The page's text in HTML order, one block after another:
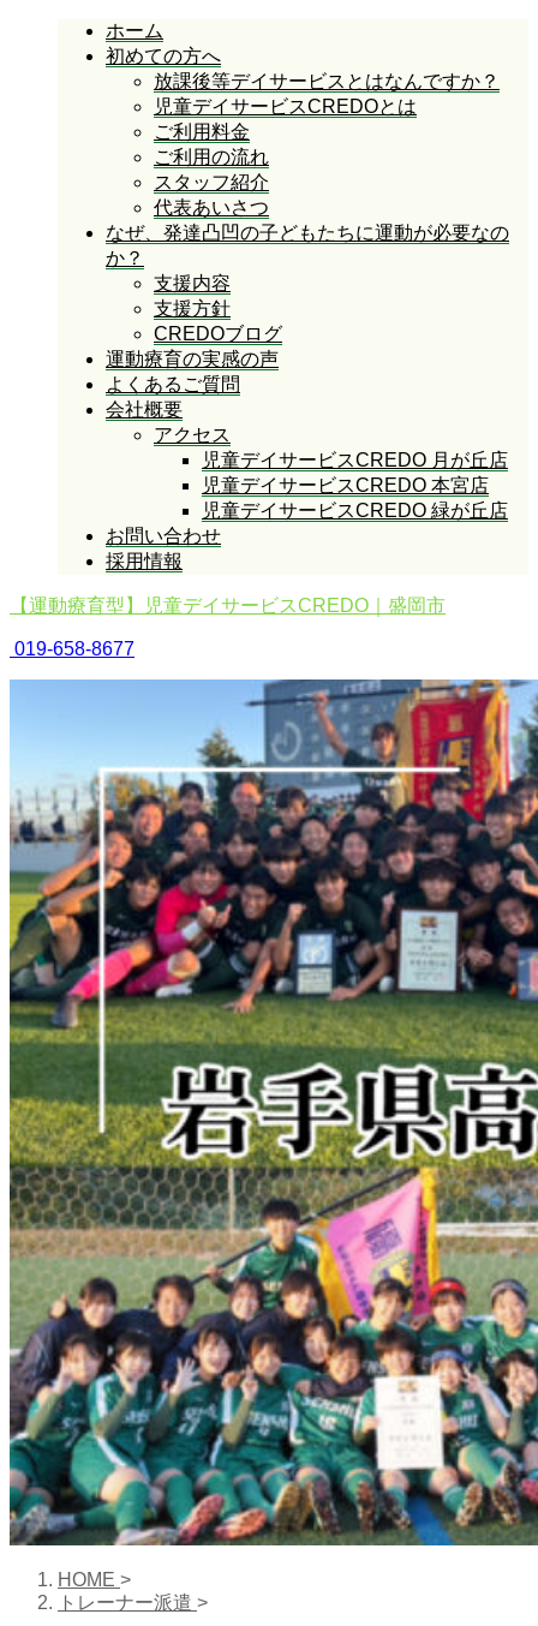
ホーム
初めての方へ
放課後等デイサービスとはなんですか？
児童デイサービスCREDOとは
ご利用料金
ご利用の流れ
スタッフ紹介
代表あいさつ
なぜ、発達凸凹の子どもたちに運動が必要なの
か？
支援内容
支援方針
CREDOブログ
運動療育の実感の声
よくあるご質問
会社概要
アクセス
児童デイサービスCREDO 月が丘店
児童デイサービスCREDO 本宮店
児童デイサービスCREDO 緑が丘店
お問い合わせ
採用情報
【運動療育型】児童デイサービスCREDO｜盛岡市
019-658-8677
HOME >
トレーナー派遣 >